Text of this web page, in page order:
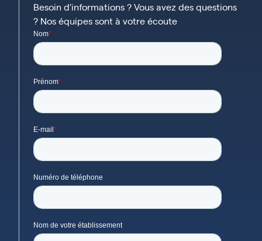
Besoin d'informations ? Vous avez des questions
? Nos équipes sont à votre écoute